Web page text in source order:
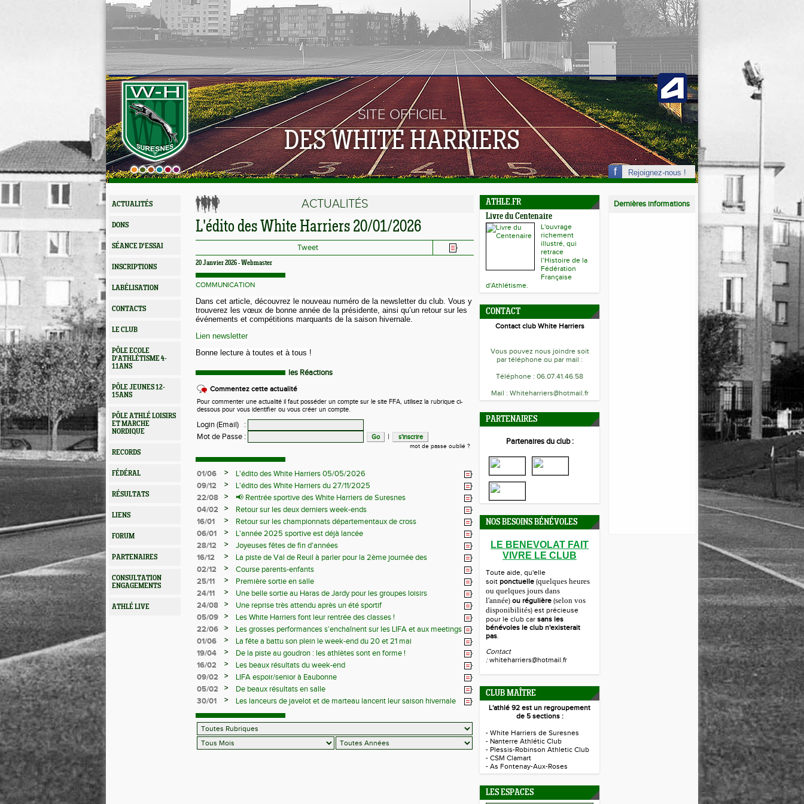
SITE OFFICIEL
DES WHITE HARRIERS
ACTUALITÉS
DONS
SÉANCE D'ESSAI
INSCRIPTIONS
LABÉLISATION
CONTACTS
LE CLUB
PÔLE ECOLE
D'ATHLÉTISME 4-
11ANS
PÔLE JEUNES 12-
15ANS
PÔLE ATHLÉ LOISIRS
ET MARCHE
NORDIQUE
RECORDS
FÉDÉRAL
RÉSULTATS
LIENS
FORUM
PARTENAIRES
CONSULTATION
ENGAGEMENTS
ATHLÉ LIVE
ACTUALITÉS
L'édito des White Harriers 20/01/2026
Tweet
20 Janvier 2026 - Webmaster
COMMUNICATION
Dans cet article, découvrez le nouveau numéro de la newsletter du club. Vous y
trouverez les vœux de bonne année de la présidente, ainsi qu’un retour sur les
événements et compétitions marquants de la saison hivernale.
Lien newsletter
Bonne lecture à toutes et à tous !
les Réactions
Commentez cette actualité
Pour commenter une actualité il faut posséder un compte sur le site FFA, utilisez la rubrique ci-
dessous pour vous identifier ou vous créer un compte.
Login (Email)
:
Mot de Passe : |
mot de passe oublié ?
01/06 >
L'édito des White Harriers 05/05/2026
09/12
>
L'édito des White Harriers du 27/11/2025
22/08
>
📢 Rentrée sportive des White Harriers de Suresnes
04/02
>
Retour sur les deux derniers week-ends
16/01
>
Retour sur les championnats départementaux de cross
06/01
>
L'année 2025 sportive est déjà lancée
28/12
>
Joyeuses fêtes de fin d'années
16/12
>
La piste de Val de Reuil à parler pour la 2ème journée des
départemantaux
02/12 >
Course parents-enfants
25/11
>
Première sortie en salle
24/11
>
Une belle sortie au Haras de Jardy pour les groupes loisirs
24/08
>
Une reprise très attendu après un été sportif
05/09
>
Les White Harriers font leur rentrée des classes !
22/06
>
Les grosses performances s’enchaînent sur les LIFA et aux meetings
01/06
>
La fête a battu son plein le week-end du 20 et 21 mai
19/04
>
De la piste au goudron : les athlètes sont en forme !
16/02
>
Les beaux résultats du week-end
09/02
>
LIFA espoir/senior à Eaubonne
05/02
>
De beaux résultats en salle
30/01
> Les lanceurs de javelot et de marteau lancent leur saison hivernale
ATHLE.FR
Livre du Centenaire
L'ouvrage
richement
illustré, qui
retrace
l’Histoire de la
Fédération
Française
d'Athlétisme.
CONTACT
Contact club White Harriers
Vous pouvez nous joindre soit
par téléphone ou par mail :
Téléphone : 06.07.41.46.58
Mail : Whiteharriers@hotmail.fr
PARTENAIRES
Partenaires du club :
NOS BESOINS BÉNÉVOLES
LE BENEVOLAT FAIT
VIVRE LE CLUB
Toute aide, qu'elle
soit ponctuelle (quelques heures
ou quelques jours dans
l'année) ou régulière (selon vos
disponibilités) est précieuse
pour le club car sans les
bénévoles le club n'existerait
pas.
Contact
:whiteharriers@hotmail.fr
CLUB MAÎTRE
L'athlé 92 est un regroupement
de 5 sections :
- White Harriers de Suresnes
- Nanterre Athlétic Club
- Plessis-Robinson Athletic Club
- CSM Clamart
- As Fontenay-Aux-Roses
LES ESPACES
Rejoignez-nous !
Dernières informations